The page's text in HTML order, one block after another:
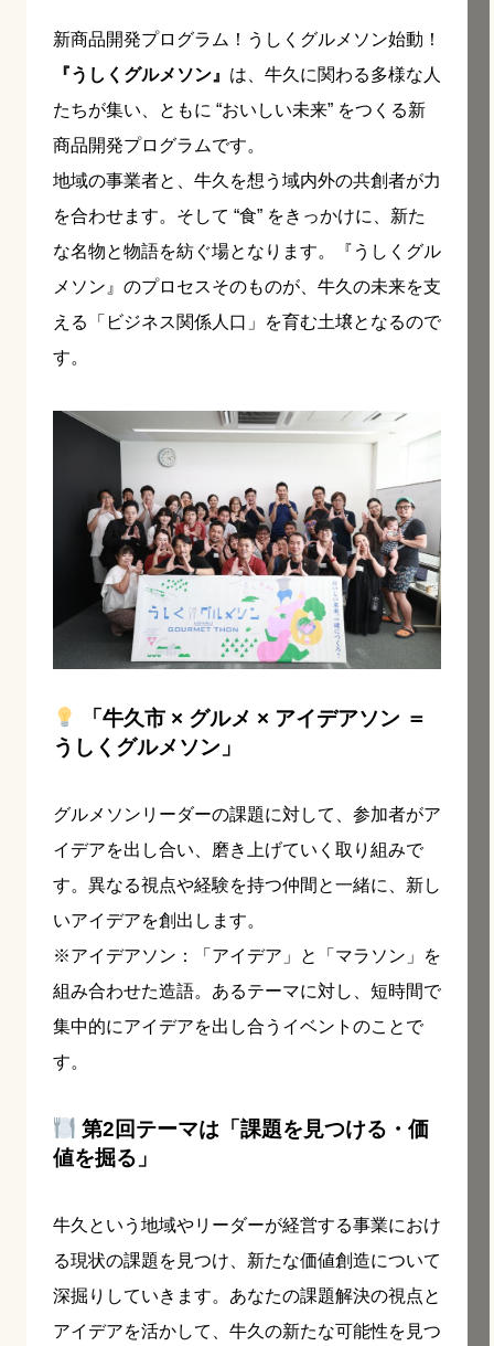
新商品開発プログラム！うしくグルメソン始動！
『うしくグルメソン』 は、牛久に関わる多様な人
たちが集い、ともに “おいしい未来” をつくる新
商品開発プログラムです。
地域の事業者と、牛久を想う域内外の共創者が力
を合わせます。そして “食” をきっかけに、新た
な名物と物語を紡ぐ場となります。『うしくグル
メソン』のプロセスそのものが、牛久の未来を支
える「ビジネス関係人口」を育む土壌となるので
す。
「牛久市 × グルメ × アイデアソン ＝
うしくグルメソン」
グルメソンリーダーの課題に対して、参加者がア
イデアを出し合い、磨き上げていく取り組みで
す。異なる視点や経験を持つ仲間と一緒に、新し
いアイデアを創出します。
※アイデアソン：「アイデア」と「マラソン」を
組み合わせた造語。あるテーマに対し、短時間で
集中的にアイデアを出し合うイベントのことで
す。
第2回テーマは「課題を見つける・価
値を掘る」
牛久という地域やリーダーが経営する事業におけ
る現状の課題を見つけ、新たな価値創造について
深掘りしていきます。あなたの課題解決の視点と
アイデアを活かして、牛久の新たな可能性を見つ